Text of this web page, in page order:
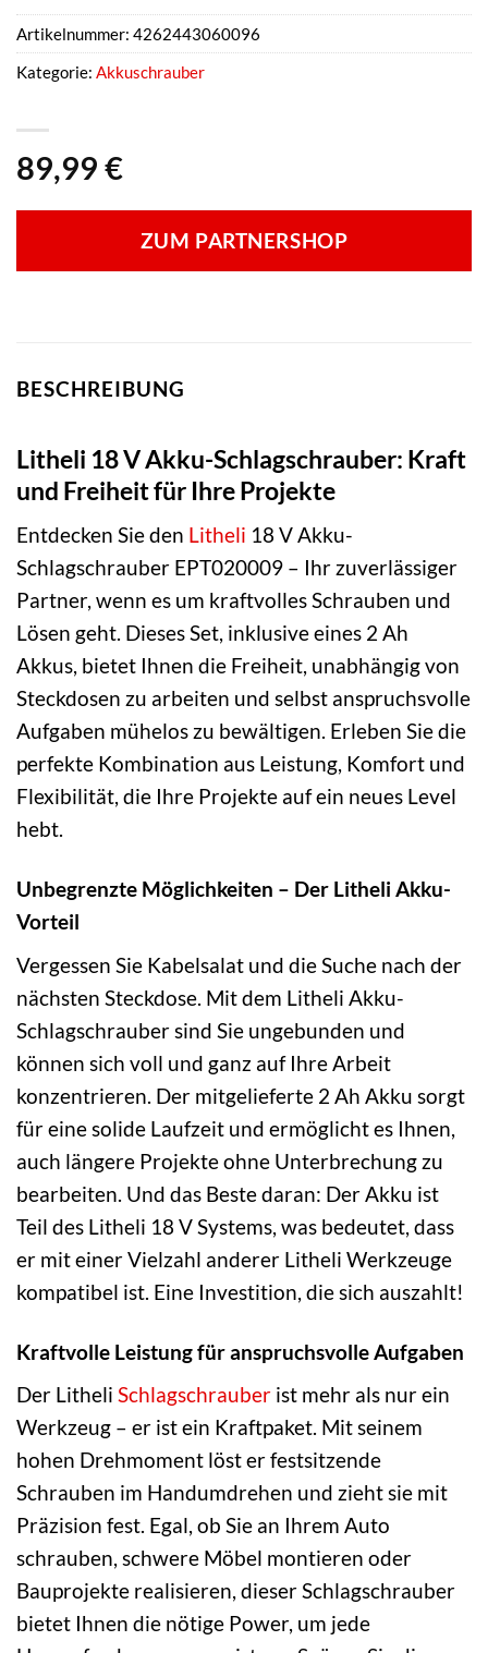
89,99 €
ZUM PARTNERSHOP
Artikelnummer: 4262443060096
Kategorie: Akkuschrauber
BESCHREIBUNG
Litheli 18 V Akku-Schlagschrauber: Kraft
und Freiheit für Ihre Projekte
Entdecken Sie den Litheli 18 V Akku-
Schlagschrauber EPT020009 – Ihr zuverlässiger
Partner, wenn es um kraftvolles Schrauben und
Lösen geht. Dieses Set, inklusive eines 2 Ah
Akkus, bietet Ihnen die Freiheit, unabhängig von
Steckdosen zu arbeiten und selbst anspruchsvolle
Aufgaben mühelos zu bewältigen. Erleben Sie die
perfekte Kombination aus Leistung, Komfort und
Flexibilität, die Ihre Projekte auf ein neues Level
hebt.
Unbegrenzte Möglichkeiten – Der Litheli Akku-
Vorteil
Vergessen Sie Kabelsalat und die Suche nach der
nächsten Steckdose. Mit dem Litheli Akku-
Schlagschrauber sind Sie ungebunden und
können sich voll und ganz auf Ihre Arbeit
konzentrieren. Der mitgelieferte 2 Ah Akku sorgt
für eine solide Laufzeit und ermöglicht es Ihnen,
auch längere Projekte ohne Unterbrechung zu
bearbeiten. Und das Beste daran: Der Akku ist
Teil des Litheli 18 V Systems, was bedeutet, dass
er mit einer Vielzahl anderer Litheli Werkzeuge
kompatibel ist. Eine Investition, die sich auszahlt!
Kraftvolle Leistung für anspruchsvolle Aufgaben
Der Litheli Schlagschrauber ist mehr als nur ein
Werkzeug – er ist ein Kraftpaket. Mit seinem
hohen Drehmoment löst er festsitzende
Schrauben im Handumdrehen und zieht sie mit
Präzision fest. Egal, ob Sie an Ihrem Auto
schrauben, schwere Möbel montieren oder
Bauprojekte realisieren, dieser Schlagschrauber
bietet Ihnen die nötige Power, um jede